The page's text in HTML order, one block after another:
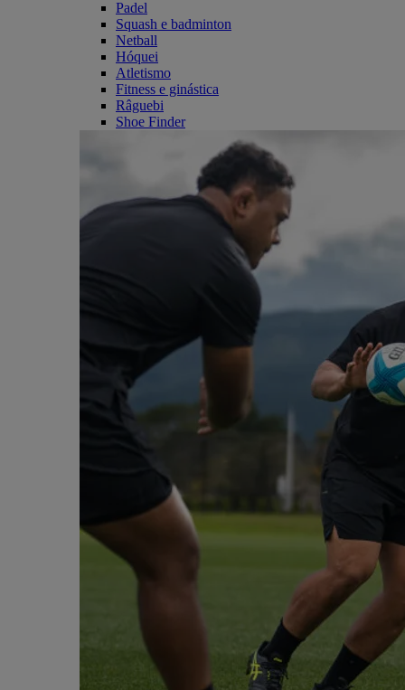
Padel
Squash e badminton
Netball
Hóquei
Atletismo
Fitness e ginástica
Râguebi
Shoe Finder